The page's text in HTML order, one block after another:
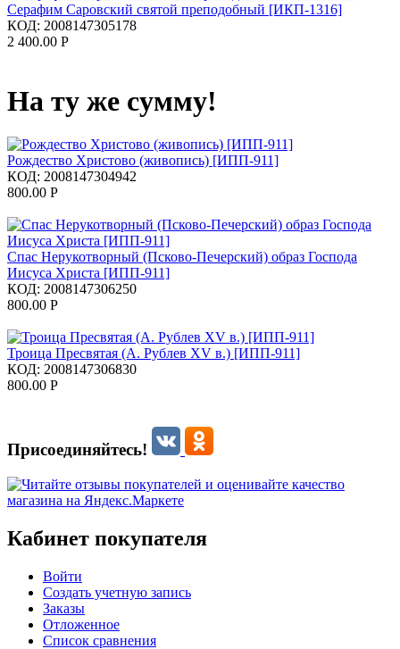
Серафим Саровский святой преподобный [ИКП-1316]
КОД: 2008147305178
2 400.00 Р
На ту же сумму!
Рождество Христово (живопись) [ИПП-911]
КОД: 2008147304942
800.00 Р
Спас Нерукотворный (Псково-Печерский) образ Господа
Иисуса Христа [ИПП-911]
КОД: 2008147306250
800.00 Р
Троица Пресвятая (А. Рублев XV в.) [ИПП-911]
КОД: 2008147306830
800.00 Р
Присоединяйтесь!
Кабинет покупателя
Войти
Создать учетную запись
Заказы
Отложенное
Список сравнения